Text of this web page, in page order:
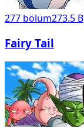
277 bölüm273.5 B
Fairy Tail